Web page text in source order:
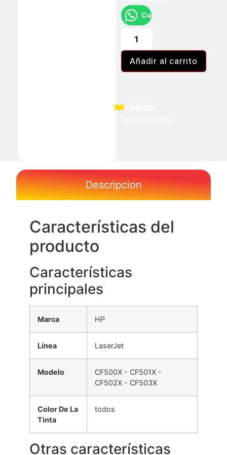
Compra rápida "Aquí"
Añadir al carrito
Producto
Descripcion
Características del
producto
Características
principales
Marca HP
Línea LaserJet
Modelo
CF500X - CF501X -
CF502X - CF503X
Color De La
Tinta
todos
Otras características